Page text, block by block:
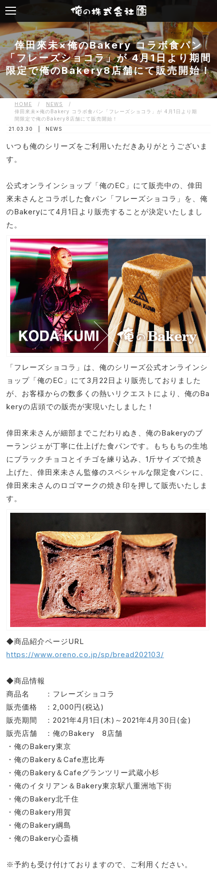
倖田來未×俺のBakery コラボ食パン
「フレーズショコラ」が 4月1日より期間
限定で俺のBakery8店舗にて販売開始！
HOME / NEWS
/
倖田來未×俺のBakery コラボ食パン「フレーズショコラ」が 4月1日より期
間限定で俺のBakery8店舗にて販売開始！
21.03.30 |
NEWS
いつも俺のシリーズをご利用いただきありがとうございま
す。
公式オンラインショップ「俺のEC」にて販売中の、倖田
來未さんとコラボした食パン「フレーズショコラ」を、俺
のBakeryにて4月1日より販売することが決定いたしまし
た。
「フレーズショコラ」は、俺のシリーズ公式オンラインシ
ョップ「俺のEC」にて3月22日より販売しておりました
が、お客様からの数多くの熱いリクエストにより、俺のBa
keryの店頭での販売が実現いたしました！
倖田來未さんが細部までこだわりぬき、俺のBakeryのブ
ーランジェが丁寧に仕上げた食パンです。もちもちの生地
にブラックチョコとイチゴを練り込み、1斤サイズで焼き
上げた、倖田來未さん監修のスペシャルな限定食パンに、
倖田來未さんのロゴマークの焼き印を押して販売いたしま
す。
◆商品紹介ページURL
https://www.oreno.co.jp/sp/bread202103/
◆商品情報
商品名 ：フレーズショコラ
販売価格 ：2,000円(税込)
販売期間 ：2021年4月1日(木)～2021年4月30日(金)
販売店舗 ：俺のBakery 8店舗
・俺のBakery東京
・俺のBakery＆Cafe恵比寿
・俺のBakery＆Cafeグランツリー武蔵小杉
・俺のイタリアン＆Bakery東京駅八重洲地下街
・俺のBakery北千住
・俺のBakery用賀
・俺のBakery綱島
・俺のBakery心斎橋
※予約も受け付けておりますので、ご利用ください。